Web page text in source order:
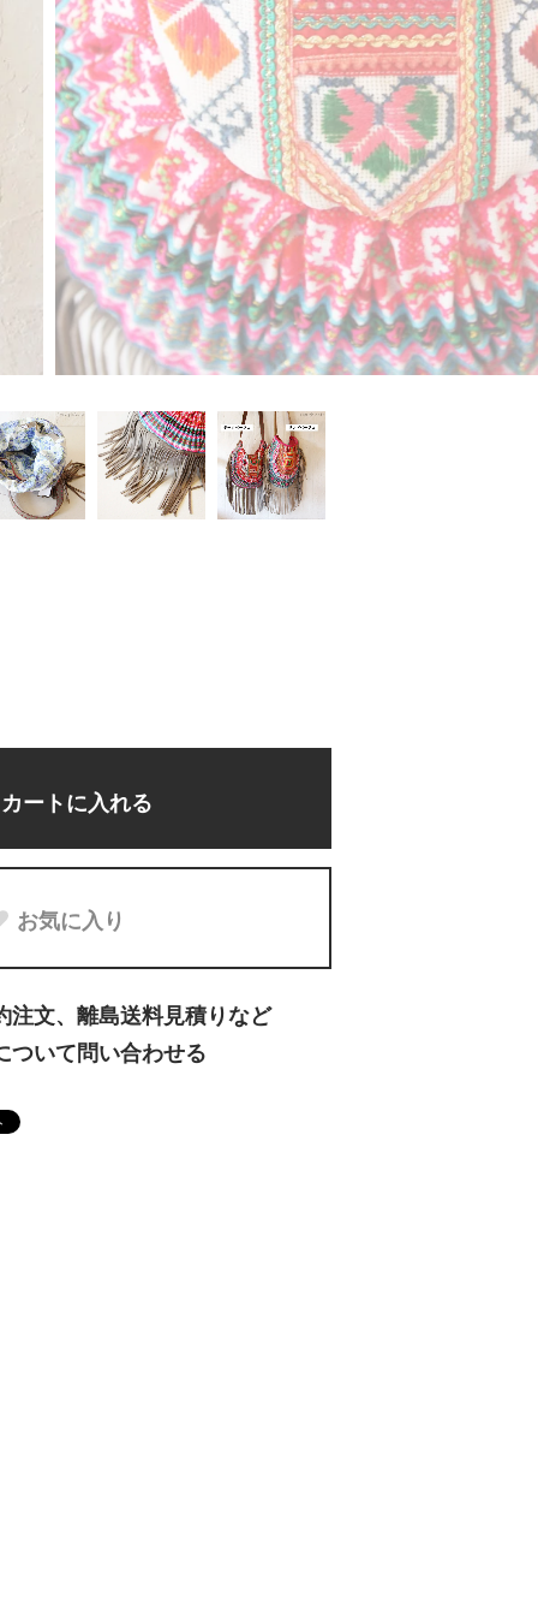
カートに入れる
お気に入り
注文、離島送料見積りなど
ついて問い合わせる